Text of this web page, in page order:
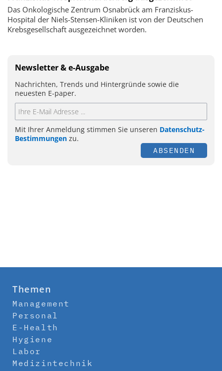
Das Onkologische Zentrum Osnabrück am Franziskus-
Hospital der Niels-Stensen-Kliniken ist von der Deutschen
Krebsgesellschaft ausgezeichnet worden.
Newsletter & e-Ausgabe
Nachrichten, Trends und Hintergründe sowie die
neuesten E-paper.
Mit Ihrer Anmeldung stimmen Sie unseren Datenschutz-
Bestimmungen zu.
ABSENDEN
Themen
Management
Personal
E-Health
Hygiene
Labor
Medizintechnik